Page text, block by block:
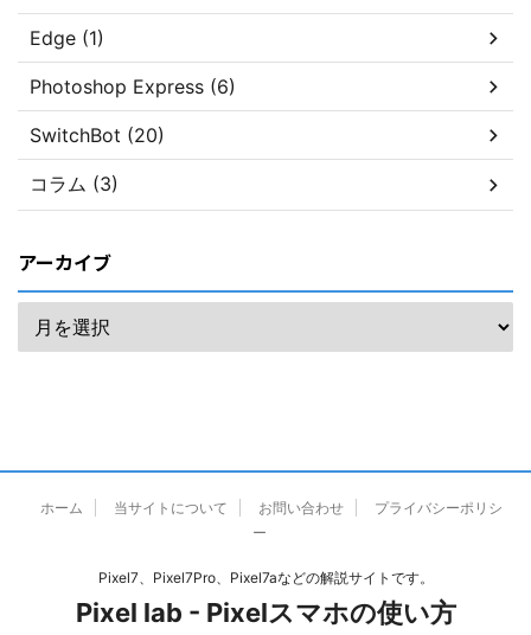
Edge (1)
Photoshop Express (6)
SwitchBot (20)
コラム (3)
アーカイブ
ホーム 当サイトについて お問い合わせ
プライバシーポリシ
ー
Pixel7、Pixel7Pro、Pixel7aなどの解説サイトです。
Pixel lab - Pixelスマホの使い方